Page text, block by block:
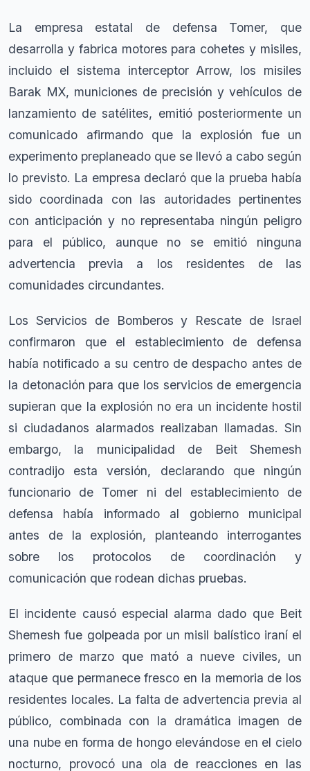
La empresa estatal de defensa Tomer, que
desarrolla y fabrica motores para cohetes y misiles,
incluido el sistema interceptor Arrow, los misiles
Barak MX, municiones de precisión y vehículos de
lanzamiento de satélites, emitió posteriormente un
comunicado afirmando que la explosión fue un
experimento preplaneado que se llevó a cabo según
lo previsto. La empresa declaró que la prueba había
sido coordinada con las autoridades pertinentes
con anticipación y no representaba ningún peligro
para el público, aunque no se emitió ninguna
advertencia previa a los residentes de las
comunidades circundantes.
Los Servicios de Bomberos y Rescate de Israel
confirmaron que el establecimiento de defensa
había notificado a su centro de despacho antes de
la detonación para que los servicios de emergencia
supieran que la explosión no era un incidente hostil
si ciudadanos alarmados realizaban llamadas. Sin
embargo, la municipalidad de Beit Shemesh
contradijo esta versión, declarando que ningún
funcionario de Tomer ni del establecimiento de
defensa había informado al gobierno municipal
antes de la explosión, planteando interrogantes
sobre los protocolos de coordinación y
comunicación que rodean dichas pruebas.
El incidente causó especial alarma dado que Beit
Shemesh fue golpeada por un misil balístico iraní el
primero de marzo que mató a nueve civiles, un
ataque que permanece fresco en la memoria de los
residentes locales. La falta de advertencia previa al
público, combinada con la dramática imagen de
una nube en forma de hongo elevándose en el cielo
nocturno, provocó una ola de reacciones en las